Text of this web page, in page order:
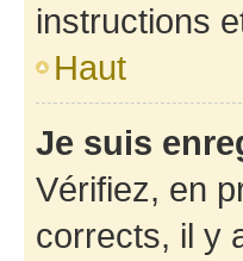
instructions
Haut
Je suis
Vérifiez, en
corrects, il y